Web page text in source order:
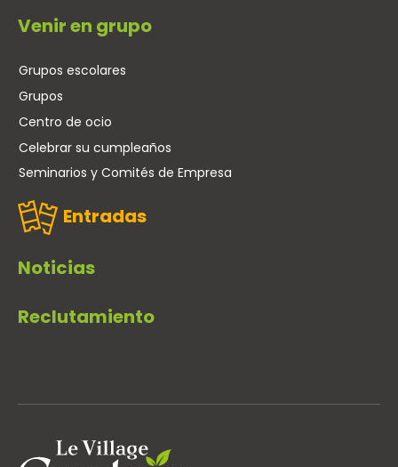
Venir en grupo
Grupos escolares
Grupos
Centro de ocio
Celebrar su cumpleaños
Seminarios y Comités de Empresa
Entradas
Noticias
Reclutamiento